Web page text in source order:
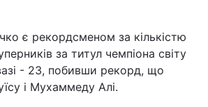
є рекордсменом за кількістю
за титул чемпіона світу
- 23, побивши рекорд, що
і Мухаммеду Алі.